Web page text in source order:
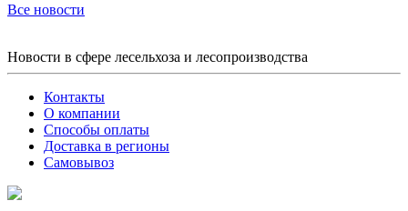
Все новости
Новости в сфере лесельхоза и лесопроизводства
Контакты
О компании
Способы оплаты
Доставка в регионы
Самовывоз